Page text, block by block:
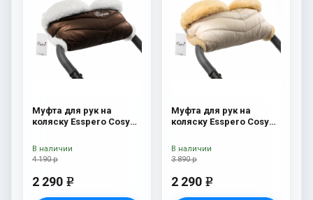
Муфта для рук на
коляску Esspero Cosy
4 190 р
2 290 e
В наличии
Муфта для рук на
коляску Esspero Cosy
3 890 р
2 290 e
В наличии